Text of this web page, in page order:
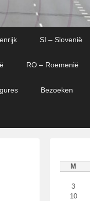
SI – Slovenië
RO – Roemenië
Bezoeken
M
3
10